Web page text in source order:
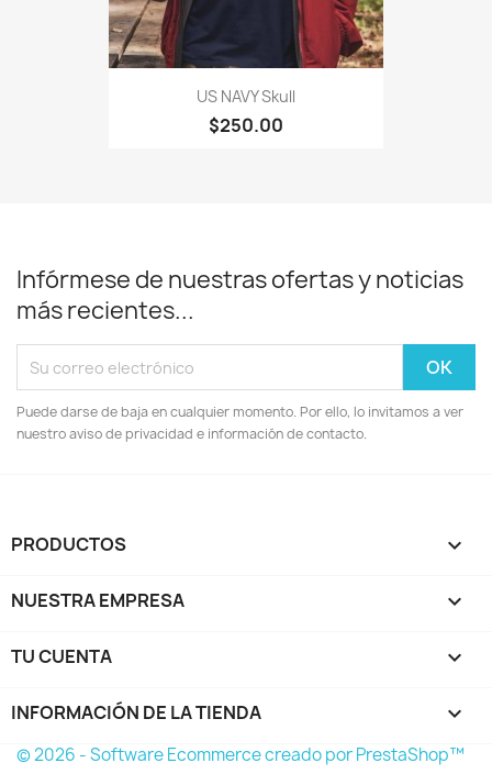
US NAVY Skull
$250.00
Infórmese de nuestras ofertas y noticias
más recientes...
Puede darse de baja en cualquier momento. Por ello, lo invitamos a ver
nuestro aviso de privacidad e información de contacto.
PRODUCTOS 
NUESTRA EMPRESA 
TU CUENTA 
INFORMACIÓN DE LA TIENDA keyboard_arrow_down
© 2026 - Software Ecommerce creado por PrestaShop™